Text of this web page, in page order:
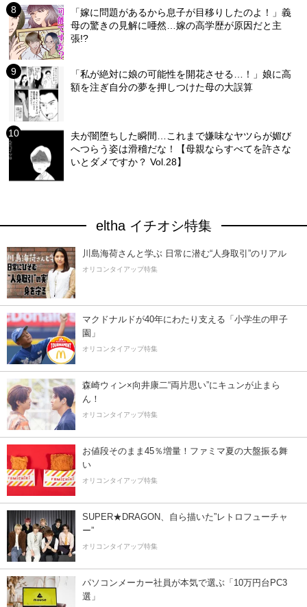
「嫁に問題があるから息子が目移りしたのよ！」義
母の驚きの見解に唖然…嫁の高学歴が原因だと主
張!?
「私が絶対に娘の可能性を開花させる…！」娘に高
額を注ぎ自分の夢を押しつけた母の大誤算
夫が闇堕ちした瞬間…これまで嫌味なヤツらが媚び
へつらう姿は滑稽だな！【母親ならすべてを許さな
いとダメですか？ Vol.28】
eltha イチオシ特集
川島海荷さんと学ぶ 日常に潜む“人身取引”のリアル
オリコンタイアップ特集
マクドナルドが40年にわたり支える「小学生の甲子
園」
オリコンタイアップ特集
森崎ウィン×向井康二“両片思い”にキュンが止まら
ん！
オリコンタイアップ特集
お値段そのまま45％増量！ファミマ夏の大盤振る舞
い
オリコンタイアップ特集
SUPER★DRAGON、自ら描いた”レトロフューチャ
ー”
オリコンタイアップ特集
パソコンメーカー社員が本気で選ぶ「10万円台PC3
選」